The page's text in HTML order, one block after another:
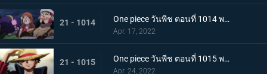
21 - 1014 One piece วันพีช ตอนที่ 1014 พากย์ไทย น้ำตาของมัลโก้! สายสัมพันธ์ของกลุ่มโจรสลัดหนวดขาว
Apr. 17, 2022
21 - 1015 One piece วันพีช ตอนที่ 1015 พากย์ไทย ลูฟี่หมวกฟาง ชายผู้ที่จะเป็นราชาโจรสลัด
Apr. 24, 2022